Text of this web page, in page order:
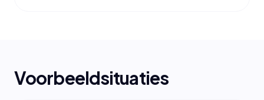
Voorbeeldsituaties